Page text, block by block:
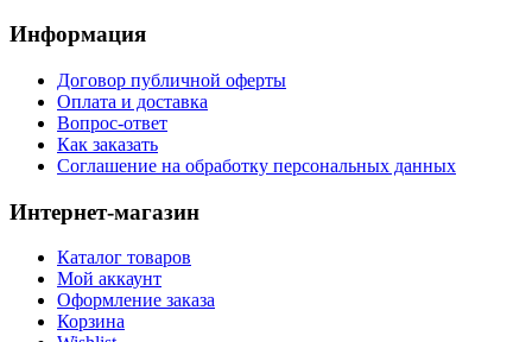
Информация
Договор публичной оферты
Оплата и доставка
Вопрос-ответ
Как заказать
Соглашение на обработку персональных данных
Интернет-магазин
Каталог товаров
Мой аккаунт
Оформление заказа
Корзина